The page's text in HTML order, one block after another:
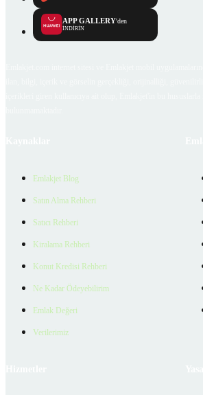
APP GALLERY'den
İNDİRİN
Emlakjet Blog
Satın Alma Rehberi
Satıcı Rehberi
Kiralama Rehberi
Konut Kredisi Rehberi
Ne Kadar Ödeyebilirim
Emlak Değeri
Verilerimiz